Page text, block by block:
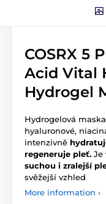
COSRX 5
Acid Vital
Hydrogel
Hydrogelová
hyaluronové,
intenzivně
regeneruje pleť. Je
suchou i zralejší
svěžejší vzhled
More information ›